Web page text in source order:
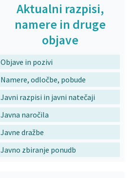
Aktualni razpisi,
namere in druge
objave
Objave in pozivi
Namere, odločbe, pobude
Javni razpisi in javni natečaji
Javna naročila
Javne dražbe
Javno zbiranje ponudb